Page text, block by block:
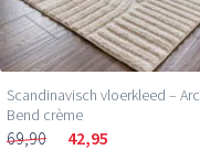
Scandinavisch vloerkleed – Arc
Bend crème
69,90 42,95